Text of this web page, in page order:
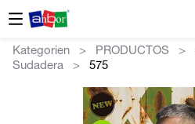
Kategorien PRODUCTOS
Sudadera
575